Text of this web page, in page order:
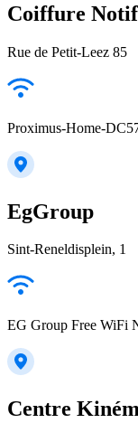
Coiffure Notif
Rue de Petit-Leez 85
Proximus-Home-
EgGroup
Sint-Reneldisplein, 1
EG Group Free WiFi
Centre